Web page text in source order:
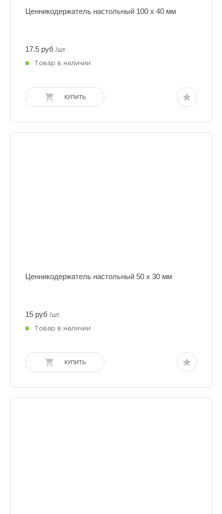
Ценникодержатель настольный 100 х 40 мм
17.5 руб /шт.
Товар в наличии
КУПИТЬ
Ценникодержатель настольный 50 х 30 мм
15 руб /шт.
Товар в наличии
КУПИТЬ